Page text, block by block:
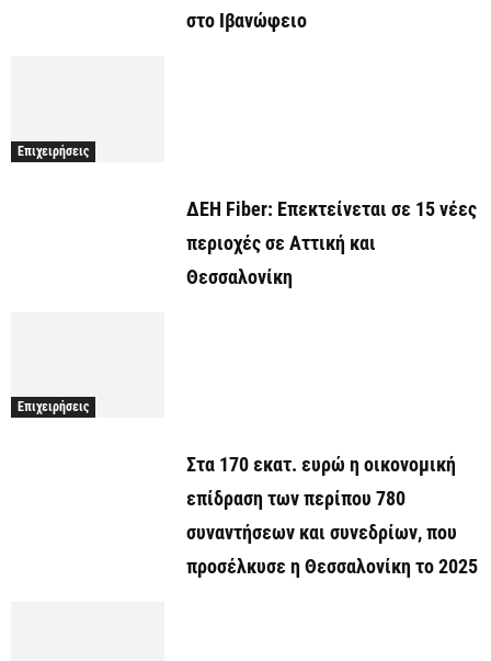
στο Ιβανώφειο
Επιχειρήσεις
ΔΕΗ Fiber: Επεκτείνεται σε 15 νέες
περιοχές σε Αττική και
Θεσσαλονίκη
Επιχειρήσεις
Στα 170 εκατ. ευρώ η οικονομική
επίδραση των περίπου 780
συναντήσεων και συνεδρίων, που
προσέλκυσε η Θεσσαλονίκη το 2025